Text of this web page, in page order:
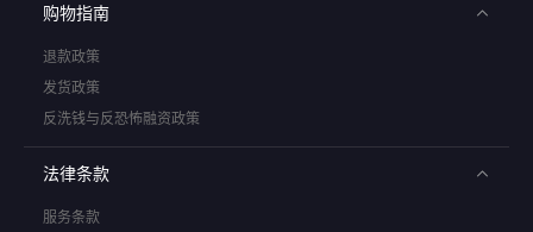
购物指南
退款政策
发货政策
反洗钱与反恐怖融资政策
法律条款
服务条款